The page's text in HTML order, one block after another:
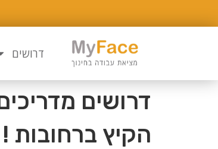
דרושים
דרושים
הקיץ ברחובות !